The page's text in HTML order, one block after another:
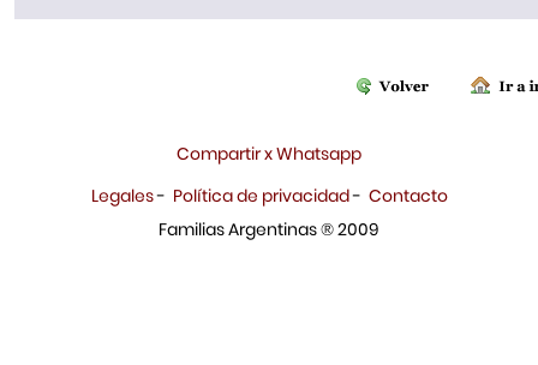
Compartir x Whatsapp
Legales- Política de privacidad- Contacto
Familias Argentinas ® 2009